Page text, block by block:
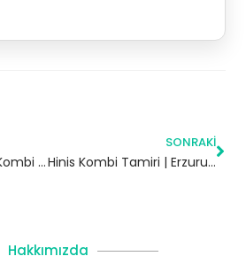
Başakşehir Vaillant Kombi Servisi – Başakşehir Yetkili Servis
SONRAKI
Hinis Kombi Tamiri | Erzurum
Hakkımızda